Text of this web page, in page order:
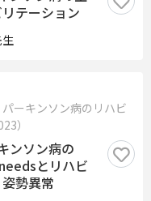
テーション
ーキンソン病のリハビ
）
ンソン病の
とリハビ
勢異常